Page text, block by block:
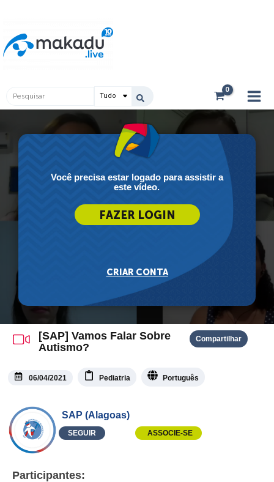
conteúdo
Pesquisar
...
Você precisa estar logado para assistir a
este vídeo.
[SAP] Vamos Falar Sobre
Autismo?
Compartilhar
06/04/2021 Pediatria Português
SAP (Alagoas)
SEGUIR ASSOCIE-SE
Participantes: